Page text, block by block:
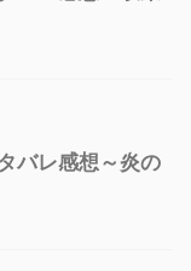
バレ感想～炎の